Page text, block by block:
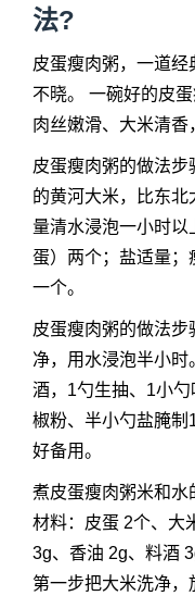
法?
皮蛋瘦肉粥，一道经
不晓。 一碗好的皮
肉丝嫩滑、大米清香
皮蛋瘦肉粥的做法步
的黄河大米，比东
量清水浸泡一小时
蛋）两个；盐适量
一个。
皮蛋瘦肉粥的做法步
净，用水浸泡半小
酒，1勺生抽、1小
椒粉、半小勺盐腌制
好备用。
煮皮蛋瘦肉粥米和
材料：皮蛋 2个、大
3g、香油 2g、料酒
第一步把大米洗净，